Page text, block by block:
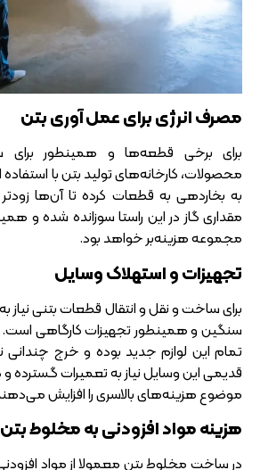
مصرف انرژی برای عمل‌ آوری بتن
برای برخی قطعه‌ها و همینطور برای
محصولات، کارخانه‌های تولید بتن با استفاده
به بخاردهی به قطعات کرده تا آن‌ها زودتر
مقداری گاز در این راستا سوزانده شده و
مجموعه هزینه‌بر خواهد بود.
تجهیزات و استهلاک وسایل
برای ساخت و نقل و انتقال قطعات بتنی نیاز
سنگین و همینطور تجهیزات کارگاهی است.
تمام این لوازم جدید بوده و خرج چندانی
قدیمی این وسایل نیاز به تعمیرات گسترده
موضوع هزینه‌های بالاسری را افزایش
هزینه مواد افزودنی به مخلوط بتن
در ساخت مخلوط بتن معمولا از مواد